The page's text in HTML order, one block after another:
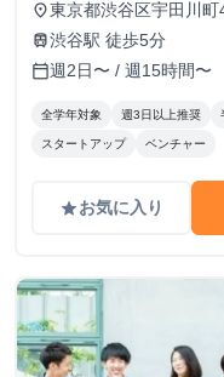
place東京都渋谷区宇田川
train渋谷駅 徒歩5分
calendar_today週2日〜 / 週15時間〜
全学年対象 週3日以上推奨
スタートアップ ベンチャー
gradeお気に入り